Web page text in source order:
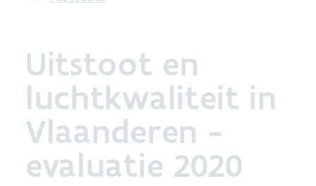
Uitstoot en
luchtkwaliteit in
Vlaanderen -
evaluatie 2020